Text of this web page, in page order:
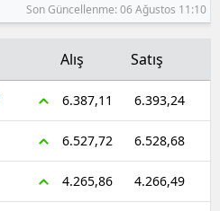
Son Güncellenme: 06 Ağustos 11:10
Alış Satış
6.387,11 6.393,24
6.527,72 6.528,68
4.265,86 4.266,49